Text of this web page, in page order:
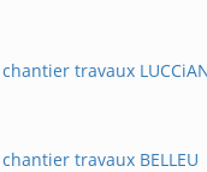
travaux
travaux BELLEU